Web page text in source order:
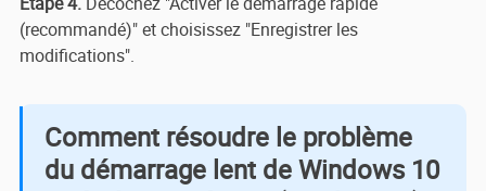
(recommandé)" et choisissez "Enregistrer les
modifications".
Comment résoudre le problème
du démarrage lent de Windows 10